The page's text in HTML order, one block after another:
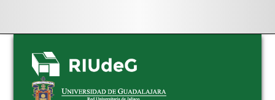
Skip
navigation